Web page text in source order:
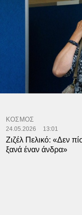
ΚΟΣΜΟΣ
24.05.2026 13:01
Ζιζέλ Πελικό: «Δεν
ξανά έναν άνδρα»